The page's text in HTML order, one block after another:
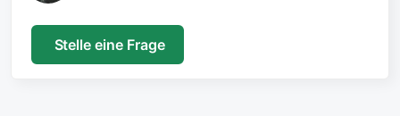
Stelle eine Frage